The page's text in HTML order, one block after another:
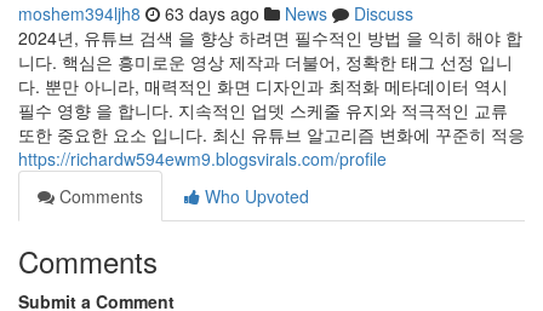
moshem394ljh8 63 days ago News
Discuss
2024년, 유튜브 검색 을 향상 하려면 필수적인 방법 을 익히 해야 합
니다. 핵심은 흥미로운 영상 제작과 더불어, 정확한 태그 선정 입니
다. 뿐만 아니라, 매력적인 화면 디자인과 최적화 메타데이터 역시
필수 영향 을 합니다. 지속적인 업뎃 스케줄 유지와 적극적인 교류
또한 중요한 요소 입니다. 최신 유튜브 알고리즘 변화에 꾸준히 적응
https://richardw594ewm9.blogsvirals.com/profile
Comments
Who Upvoted
Comments
Submit a Comment